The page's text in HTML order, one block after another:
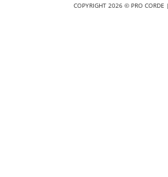
COPYRIGHT 2026 © PRO CORDE